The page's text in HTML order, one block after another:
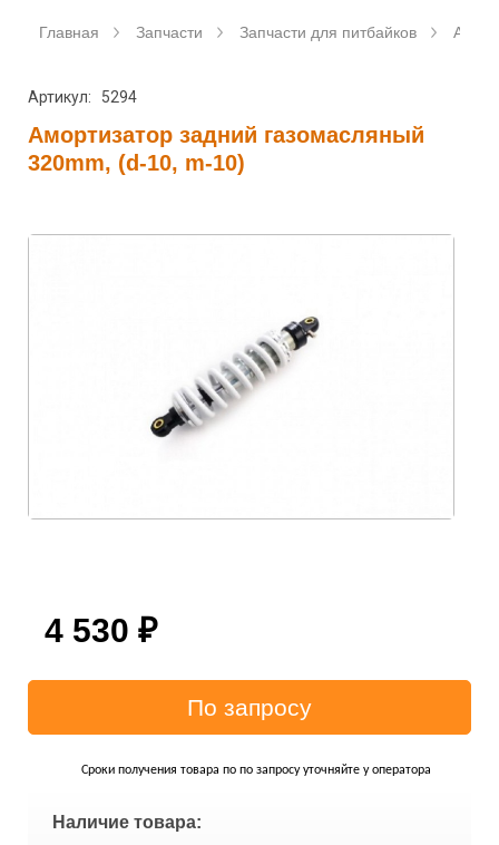
Главная Запчасти Запчасти для питбайков
Артикул: 5294
Амортизатор задний газомасляный
320mm, (d-10, m-10)
4 530 ₽
Сроки получения товара по по запросу уточняйте у оператора
Наличие товара: